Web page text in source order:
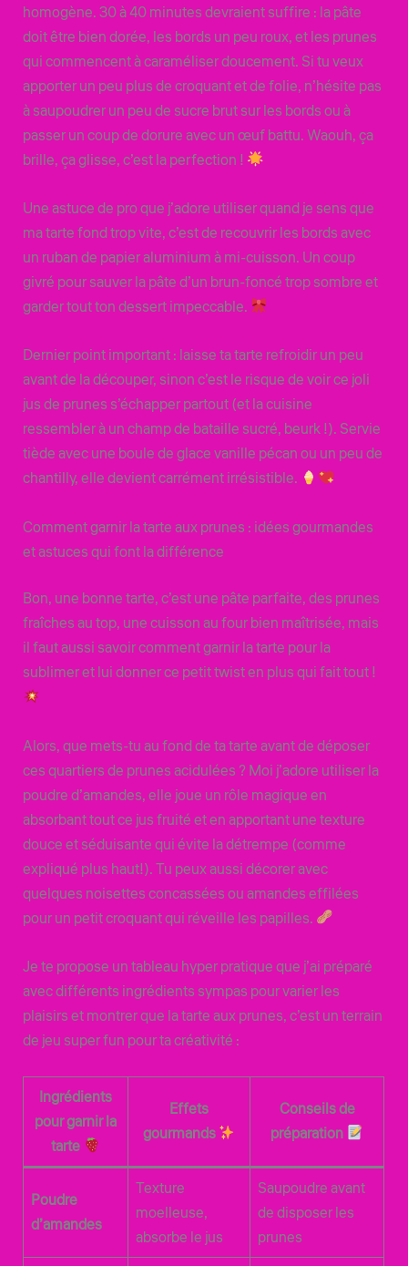
homogène. 30 à 40 minutes devraient suffire : la pâte
doit être bien dorée, les bords un peu roux, et les prunes
qui commencent à caraméliser doucement. Si tu veux
apporter un peu plus de croquant et de folie, n’hésite pas
à saupoudrer un peu de sucre brut sur les bords ou à
passer un coup de dorure avec un œuf battu. Waouh, ça
brille, ça glisse, c’est la perfection !
Une astuce de pro que j’adore utiliser quand je sens que
ma tarte fond trop vite, c’est de recouvrir les bords avec
un ruban de papier aluminium à mi-cuisson. Un coup
givré pour sauver la pâte d’un brun-foncé trop sombre et
garder tout ton dessert impeccable.
Dernier point important : laisse ta tarte refroidir un peu
avant de la découper, sinon c’est le risque de voir ce joli
jus de prunes s’échapper partout (et la cuisine
ressembler à un champ de bataille sucré, beurk !). Servie
tiède avec une boule de glace vanille pécan ou un peu de
chantilly, elle devient carrément irrésistible.
Comment garnir la tarte aux prunes : idées gourmandes
et astuces qui font la différence
Bon, une bonne tarte, c’est une pâte parfaite, des prunes
fraîches au top, une cuisson au four bien maîtrisée, mais
il faut aussi savoir comment garnir la tarte pour la
sublimer et lui donner ce petit twist en plus qui fait tout !
Alors, que mets-tu au fond de ta tarte avant de déposer
ces quartiers de prunes acidulées ? Moi j’adore utiliser la
poudre d’amandes, elle joue un rôle magique en
absorbant tout ce jus fruité et en apportant une texture
douce et séduisante qui évite la détrempe (comme
expliqué plus haut!). Tu peux aussi décorer avec
quelques noisettes concassées ou amandes effilées
pour un petit croquant qui réveille les papilles.
Je te propose un tableau hyper pratique que j’ai préparé
avec différents ingrédients sympas pour varier les
plaisirs et montrer que la tarte aux prunes, c’est un terrain
de jeu super fun pour ta créativité :
Ingrédients
pour garnir la
tarte
Effets
gourmands
Conseils de
préparation
Poudre
d’amandes
Texture
moelleuse,
absorbe le jus
Saupoudre avant
de disposer les
prunes